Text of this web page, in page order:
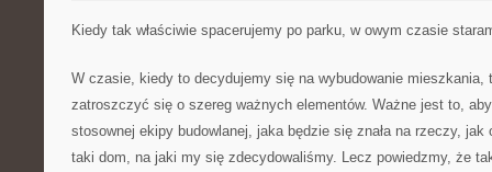
Kiedy tak właściwie spacerujemy po parku, w owym czasie
W czasie, kiedy to decydujemy się na wybudowanie mieszkania,
zatroszczyć się o szereg ważnych elementów. Ważne jest to,
stosownej ekipy budowlanej, jaka będzie się znała na rzeczy, jak
taki dom, na jaki my się zdecydowaliśmy. Lecz powiedzmy, że